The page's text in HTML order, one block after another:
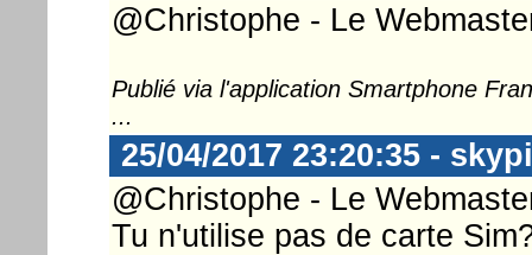
@Christophe - Le
Publié via l'application Smartphone
...
25/04/2017 23:20:35 -
@Christophe - Le
Tu n'utilise pas de carte